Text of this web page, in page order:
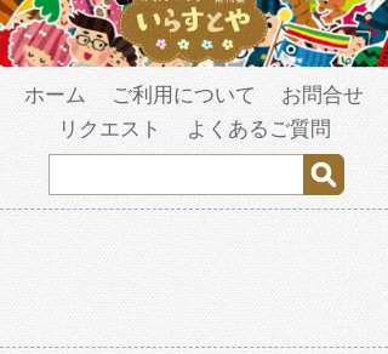
ホーム ご利用について
お問合せ
リクエスト
よくあるご質問